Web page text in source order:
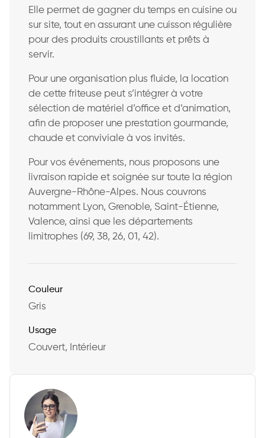
Elle permet de gagner du temps en cuisine ou
sur site, tout en assurant une cuisson régulière
pour des produits croustillants et prêts à
servir.
Pour une organisation plus fluide, la location
de cette friteuse peut s’intégrer à votre
sélection de matériel d’office et d’animation,
afin de proposer une prestation gourmande,
chaude et conviviale à vos invités.
Pour vos événements, nous proposons une
livraison rapide et soignée sur toute la région
Auvergne-Rhône-Alpes. Nous couvrons
notamment Lyon, Grenoble, Saint-Étienne,
Valence, ainsi que les départements
limitrophes (69, 38, 26, 01, 42).
Couleur
Gris
Usage
Couvert, Intérieur